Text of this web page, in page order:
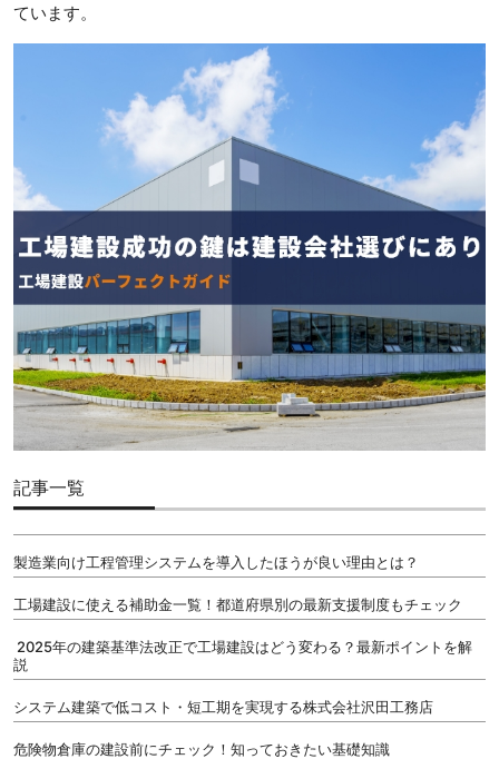
ています。
記事一覧
製造業向け工程管理システムを導入したほうが良い理由とは？
工場建設に使える補助金一覧！都道府県別の最新支援制度もチェック
2025年の建築基準法改正で工場建設はどう変わる？最新ポイントを解
説
システム建築で低コスト・短工期を実現する株式会社沢田工務店
危険物倉庫の建設前にチェック！知っておきたい基礎知識